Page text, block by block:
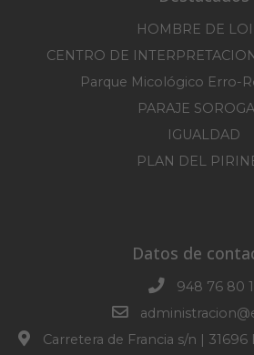
HOMBRE DE
CENTRO DE
Parque Micológico Erro-
PARAJE
IGUALDAD
PLAN DEL
Datos de
948 76 80
Carretera de Francia s/n | 31696